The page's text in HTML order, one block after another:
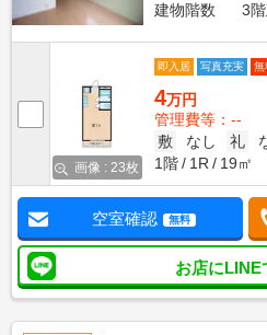
建物階数
3
画像 : 23枚
即入居 写真充実 無
4万円
管理費等：--
敷
なし 礼
1階
1R 19㎡
空室確認 無料
お店にLINE